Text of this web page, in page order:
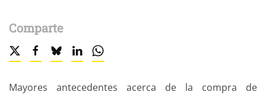
Comparte
Mayores antecedentes acerca de la compra de